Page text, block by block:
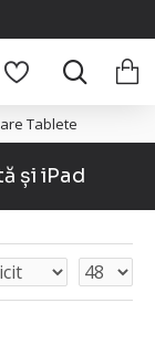
Tablete
și iPad